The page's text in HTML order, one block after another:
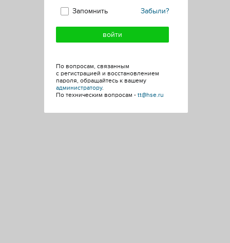
Забыли?
Запомнить
По вопросам, связанным
с регистрацией и восстановлением
пароля, обращайтесь к вашему
администратору.
По техническим вопросам - tt@hse.ru